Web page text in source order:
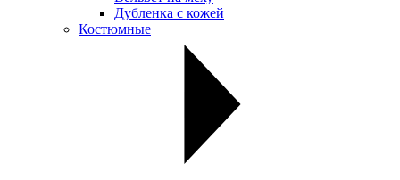
Дубленка с кожей
Костюмные